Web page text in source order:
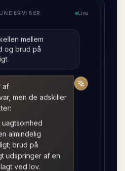
Live
mellem
og brud på
af
men de adskiller
uagtsomhed
almindelig
brud på
udspringer af en
ved lov.